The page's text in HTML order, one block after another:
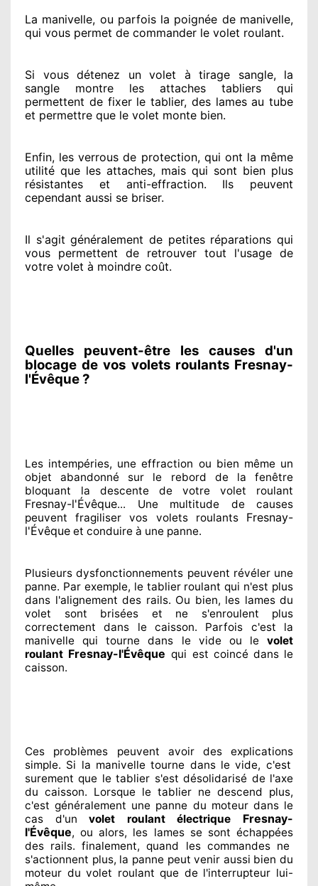
La manivelle, ou parfois la poignée de manivelle,
qui vous permet de commander le volet roulant.
Si vous détenez un volet à tirage sangle, la
sangle montre les attaches tabliers qui
permettent de fixer le tablier, des lames au tube
et permettre que le volet monte bien.
Enfin, les verrous de protection, qui ont la même
utilité que les attaches, mais qui sont bien plus
résistantes et anti-effraction. Ils peuvent
cependant aussi se briser.
Il s'agit généralement de petites réparations qui
vous permettent de retrouver tout l'usage de
votre volet à moindre coût.
Quelles peuvent-être les causes d'un
blocage de vos volets roulants Fresnay-
l'Évêque ?
Les intempéries, une effraction ou bien même un
objet abandonné sur le rebord de la fenêtre
bloquant la descente de votre volet roulant
Fresnay-l'Évêque... Une multitude decauses
peuvent fragiliser vos volets roulants Fresnay-
l'Évêque et conduire à une panne.
Plusieurs dysfonctionnements peuvent révélerune
panne. Par exemple, le tablier roulant qui n'est plus
dans l'alignement des rails. Ou bien, les lames du
volet sont brisées et ne s'enroulent plus
correctement dans le caisson. Parfois c'est la
manivelle qui tourne dans le vide ou le volet
roulant Fresnay-l'Évêque qui est coincédans le
caisson.
Ces problèmes
peuvent avoir des explications
simple. Si la manivelle tourne dans le vide, c'est
surement que le tablier s'est désolidarisé de l'axe
du caisson. Lorsque le tablier ne descend plus,
c'est généralement une panne du moteur dans le
cas d'unvolet roulant électrique Fresnay-
l'Évêque, ou alors, les lames se sont échappées
des rails. finalement, quand les commandes ne
s'actionnent plus, la panne peut venir aussi bien du
moteur du volet roulant que de l'interrupteur lui-